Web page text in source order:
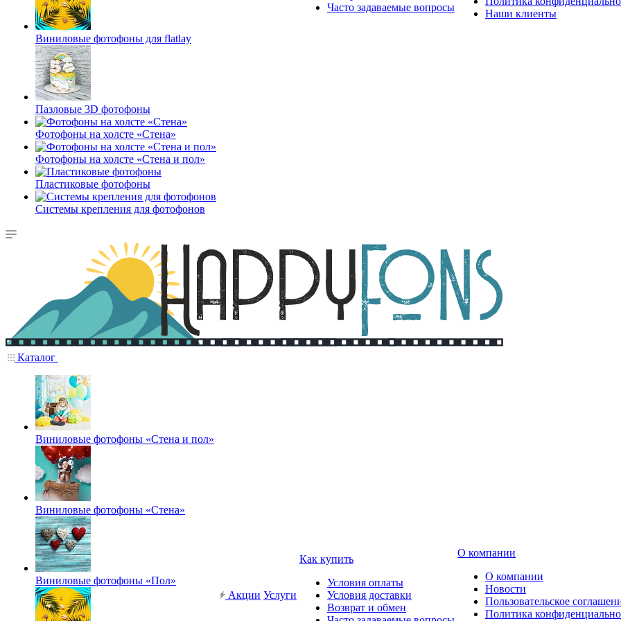
Виниловые фотофоны для flatlay
Пазловые 3D фотофоны
Фотофоны на холсте «Стена»
Фотофоны на холсте «Стена и пол»
Пластиковые фотофоны
Системы крепления для фотофонов
Часто задаваемые вопросы
Наши клиенты
Каталог
Виниловые фотофоны «Стена и пол»
Виниловые фотофоны «Стена»
Виниловые фотофоны «Пол»
Акции Услуги
Как купить
Условия оплаты
Условия доставки
Возврат и обмен
О компании
О компании
Новости
Пользовательское
Политика